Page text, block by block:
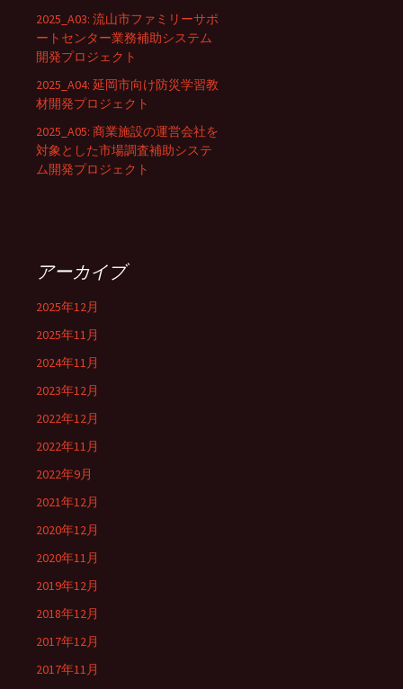
2025_A03: 流山市ファミリーサポ
ートセンター業務補助システム
開発プロジェクト
2025_A04: 延岡市向け防災学習教
材開発プロジェクト
2025_A05: 商業施設の運営会社を
対象とした市場調査補助システ
ム開発プロジェクト
アーカイブ
2025年12月
2025年11月
2024年11月
2023年12月
2022年12月
2022年11月
2022年9月
2021年12月
2020年12月
2020年11月
2019年12月
2018年12月
2017年12月
2017年11月